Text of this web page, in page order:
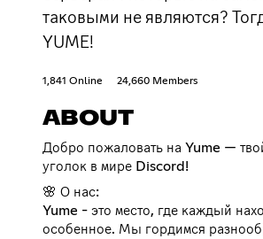
таковыми не являются?
YUME!
1,841 Online 24,660 Members
ABOUT
Добро пожаловать на Yume —
уголок в мире Discord!
🌸 О нас:
Yume - это место, где каждый
особенное. Мы гордимся